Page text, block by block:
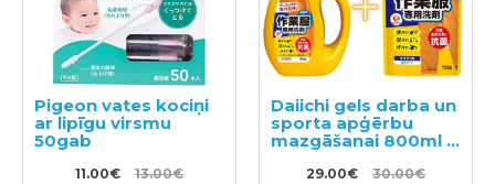
Pigeon vates kociņi
ar lipīgu virsmu
50gab
11.00€ 13.00€
Daiichi gels darba un
sporta apģērbu
mazgāšanai 800ml +
pildviela 720ml
29.00€ 30.00€